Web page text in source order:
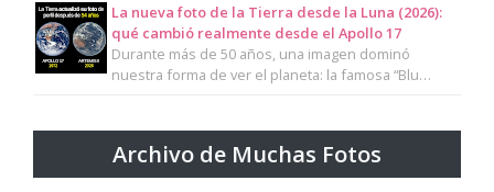
La nueva foto de la Tierra desde la Luna (2026):
qué cambió realmente desde el Apollo 17
Durante más de 50 años, una imagen dominó
nuestra forma de ver el planeta: la famosa “Blu…
Archivo de Muchas Fotos